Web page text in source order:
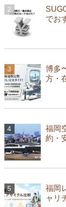
でお
博多
方・
福岡
約・
福岡
ャリ